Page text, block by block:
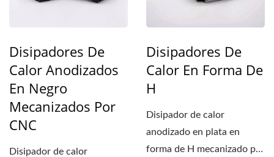
Disipadores De
Calor Anodizados
En Negro
Mecanizados Por
CNC
Disipador de calor
Disipadores De
Calor En Forma De
H
Disipador de calor
anodizado en plata en
forma de H mecanizado por